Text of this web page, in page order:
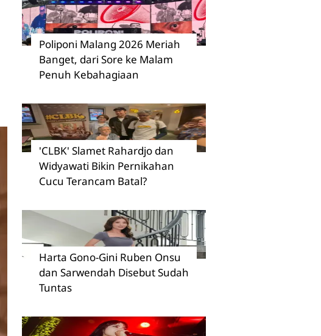
Poliponi Malang 2026 Meriah
Banget, dari Sore ke Malam
Penuh Kebahagiaan
'CLBK' Slamet Rahardjo dan
Widyawati Bikin Pernikahan
Cucu Terancam Batal?
Harta Gono-Gini Ruben Onsu
dan Sarwendah Disebut Sudah
Tuntas